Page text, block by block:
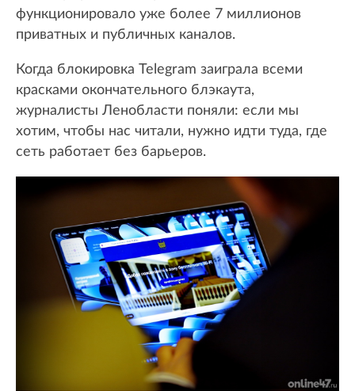
функционировало уже более 7 миллионов
приватных и публичных каналов.
Когда блокировка Telegram заиграла всеми
красками окончательного блэкаута,
журналисты Ленобласти поняли: если мы
хотим, чтобы нас читали, нужно идти туда, где
сеть работает без барьеров.